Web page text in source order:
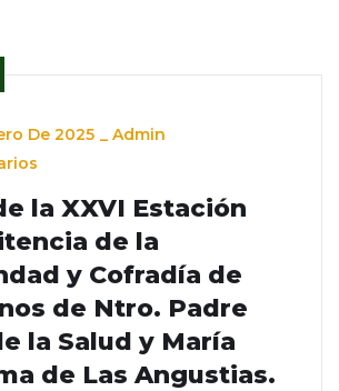
De 2025
Admin
la XXVI Estación
de la
y Cofradía de
de Ntro. Padre
la Salud y María
de Las Angustias.